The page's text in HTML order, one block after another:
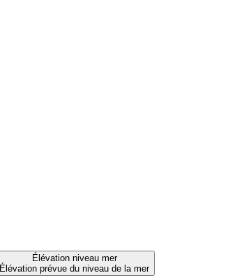
Élévation niveau mer
Élévation prévue du niveau de la mer